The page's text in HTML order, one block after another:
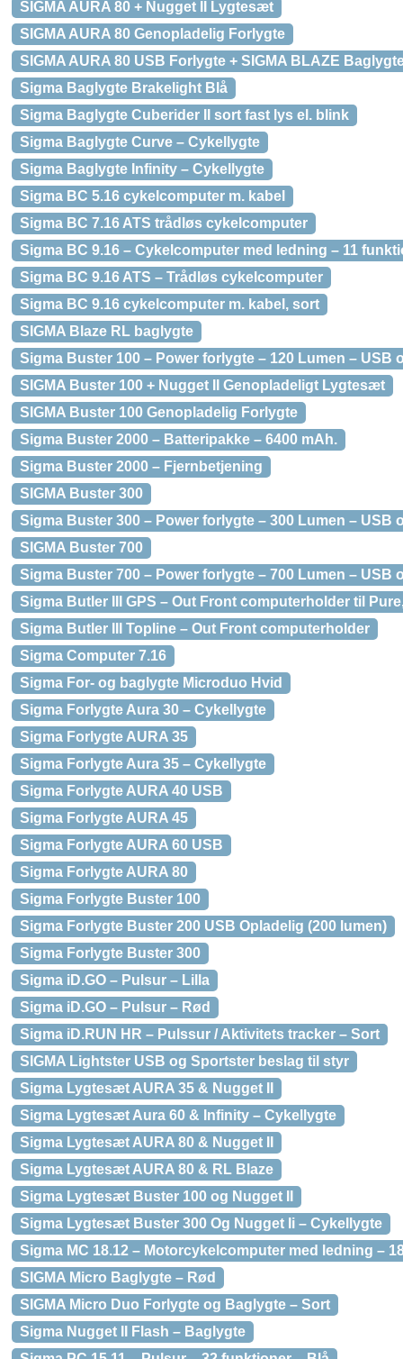
SIGMA AURA 80 + Nugget II Lygtesæt
SIGMA AURA 80 Genopladelig Forlygte
SIGMA AURA 80 USB Forlygte + SIGMA BLAZE
Sigma Baglygte Brakelight Blå
Sigma Baglygte Cuberider II sort fast lys el. blink
Sigma Baglygte Curve – Cykellygte
Sigma Baglygte Infinity – Cykellygte
Sigma BC 5.16 cykelcomputer m. kabel
Sigma BC 7.16 ATS trådløs cykelcomputer
Sigma BC 9.16 – Cykelcomputer med ledning – 11
Sigma BC 9.16 ATS – Trådløs cykelcomputer
Sigma BC 9.16 cykelcomputer m. kabel, sort
SIGMA Blaze RL baglygte
Sigma Buster 100 – Power forlygte – 120 Lumen – USB
SIGMA Buster 100 + Nugget II Genopladeligt Lygtesæt
SIGMA Buster 100 Genopladelig Forlygte
Sigma Buster 2000 – Batteripakke – 6400 mAh.
Sigma Buster 2000 – Fjernbetjening
SIGMA Buster 300
Sigma Buster 300 – Power forlygte – 300 Lumen – USB
SIGMA Buster 700
Sigma Buster 700 – Power forlygte – 700 Lumen – USB
Sigma Butler III GPS – Out Front computerholder til
Sigma Butler III Topline – Out Front computerholder
Sigma Computer 7.16
Sigma For- og baglygte Microduo Hvid
Sigma Forlygte Aura 30 – Cykellygte
Sigma Forlygte AURA 35
Sigma Forlygte Aura 35 – Cykellygte
Sigma Forlygte AURA 40 USB
Sigma Forlygte AURA 45
Sigma Forlygte AURA 60 USB
Sigma Forlygte AURA 80
Sigma Forlygte Buster 100
Sigma Forlygte Buster 200 USB Opladelig (200 lumen)
Sigma Forlygte Buster 300
Sigma iD.GO – Pulsur – Lilla
Sigma iD.GO – Pulsur – Rød
Sigma iD.RUN HR – Pulssur / Aktivitets tracker – Sort
SIGMA Lightster USB og Sportster beslag til styr
Sigma Lygtesæt AURA 35 & Nugget II
Sigma Lygtesæt Aura 60 & Infinity – Cykellygte
Sigma Lygtesæt AURA 80 & Nugget II
Sigma Lygtesæt AURA 80 & RL Blaze
Sigma Lygtesæt Buster 100 og Nugget II
Sigma Lygtesæt Buster 300 Og Nugget Ii – Cykellygte
Sigma MC 18.12 – Motorcykelcomputer med ledning –
SIGMA Micro Baglygte – Rød
SIGMA Micro Duo Forlygte og Baglygte – Sort
Sigma Nugget II Flash – Baglygte